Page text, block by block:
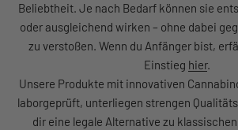
Beliebtheit. Je nach Bedarf können sie
oder ausgleichend wirken – ohne dabei
zu verstoßen. Wenn du Anfänger bist,
Einstieg hier.
Unsere Produkte mit innovativen
laborgeprüft, unterliegen strengen
dir eine legale Alternative zu